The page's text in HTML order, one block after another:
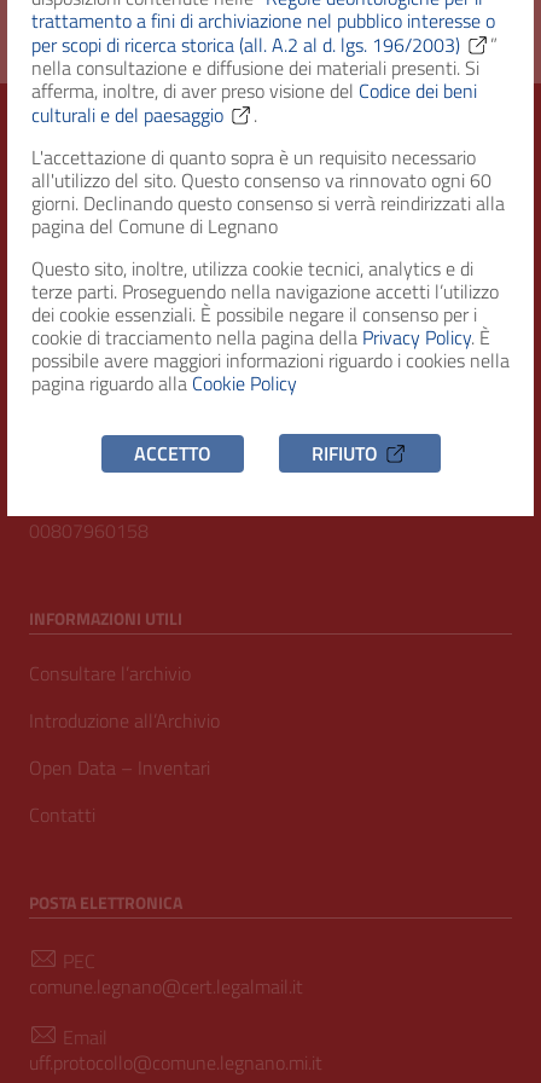
trattamento a fini di archiviazione nel pubblico interesse o
per scopi di ricerca storica (all. A.2 al d. lgs. 196/2003)
”
nella consultazione e diffusione dei materiali presenti. Si
afferma, inoltre, di aver preso visione del Codice dei beni
culturali e del paesaggio
.
L'accettazione di quanto sopra è un requisito necessario
all'utilizzo del sito. Questo consenso va rinnovato ogni 60
giorni. Declinando questo consenso si verrà reindirizzati alla
pagina del Comune di Legnano
Questo sito, inoltre, utilizza cookie tecnici, analytics e di
terze parti. Proseguendo nella navigazione accetti l’utilizzo
dei cookie essenziali. È possibile negare il consenso per i
cookie di tracciamento nella pagina della Privacy Policy. È
possibile avere maggiori informazioni riguardo i cookies nella
pagina riguardo alla Cookie Policy
ACCETTO RIFIUTO
Città di Legnano – Archivio Storico
RECAPITI
Indirizzo
Piazza San Magno 9
20025, Legnano (MI)
Telefono
(+39) 0331471111
00807960158
INFORMAZIONI UTILI
Consultare l’archivio
Introduzione all’Archivio
Open Data – Inventari
Contatti
POSTA ELETTRONICA
PEC
comune.legnano@cert.legalmail.it
Email
uff.protocollo@comune.legnano.mi.it